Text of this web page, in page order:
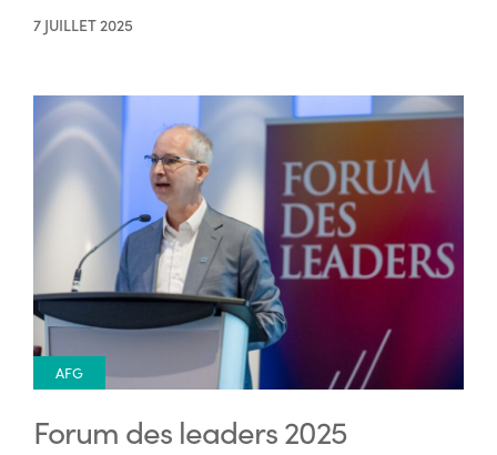
7 JUILLET 2025
AFG
Forum des leaders 2025